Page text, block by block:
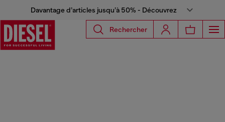
Davantage d’articles jusqu’à 50% - Découvrez
Rechercher